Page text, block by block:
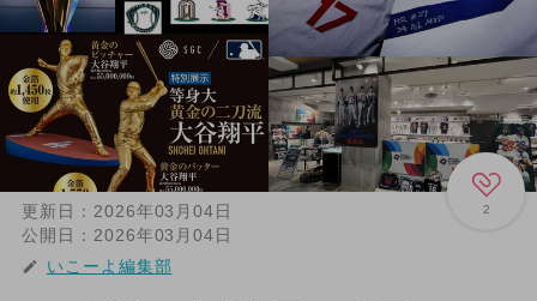
2
更新日： 2026年03月04日
公開日： 2026年03月04日
いこーよ編集部